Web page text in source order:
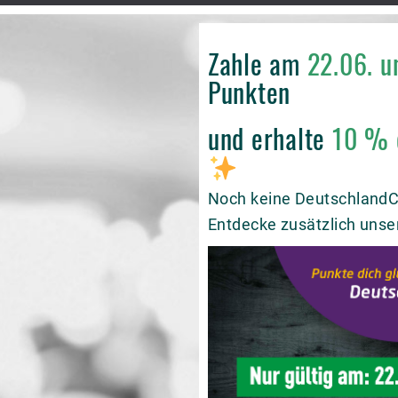
Zahle am 22.06.
Punkten
und erhalte 10 %
Noch keine
Entdecke zusätzlich